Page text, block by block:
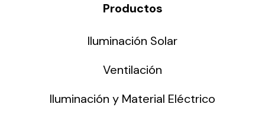
Productos
Iluminación Solar
Ventilación
Iluminación y Material Eléctrico